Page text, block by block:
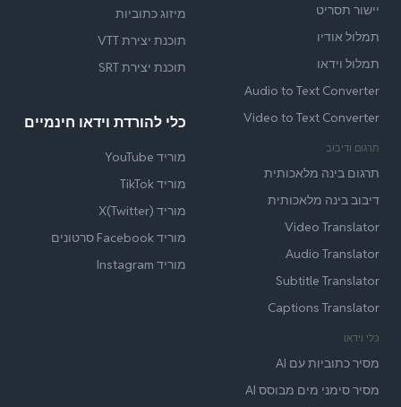
יישור תסריט
תמלול אודיו
תמלול וידאו
Audio to Text Converter
Video to Text Converter
תרגום ודיבוב
תרגום בינה מלאכותית
דיבוב בינה מלאכותית
Video Translator
Audio Translator
Subtitle Translator
Captions Translator
כלי וידאו
מסיר כתוביות עם AI
מסיר סימני מים מבוסס AI
מיזוג כתוביות
תוכנת יצירת VTT
תוכנת יצירת SRT
כלי להורדת וידאו חינמיים
מוריד YouTube
מוריד TikTok
מוריד X(Twitter)
מוריד Facebook סרטונים
מוריד Instagram